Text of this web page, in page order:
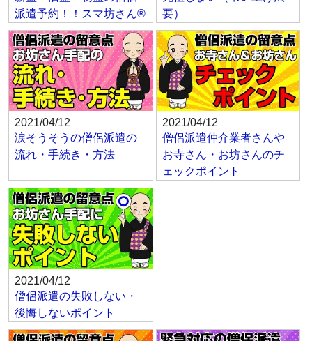
派遣予約！！スマ坊さん®
要）
2021/04/12
涙そうそうの僧侶派遣の
流れ・手続き・方法
2021/04/12
僧侶派遣仲介業者さんや
お寺さん・お坊さんのチ
ェックポイント
2021/04/12
僧侶派遣の失敗しない・
後悔しないポイント